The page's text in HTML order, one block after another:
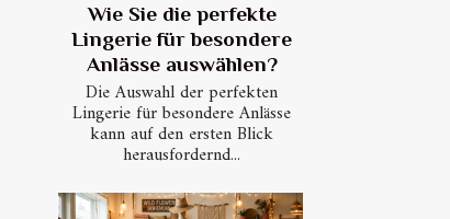
Wie Sie die perfekte
Lingerie für besondere
Anlässe auswählen?
Die Auswahl der perfekten
Lingerie für besondere Anlässe
kann auf den ersten Blick
herausfordernd...